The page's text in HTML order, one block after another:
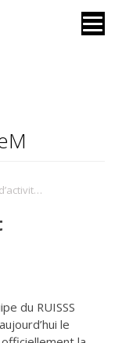
Publication du Rapport d’activités 2024-2025
du RUISSS
le